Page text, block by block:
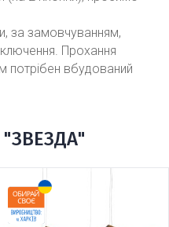
за замовчуванням,
Прохання
потрібен вбудований